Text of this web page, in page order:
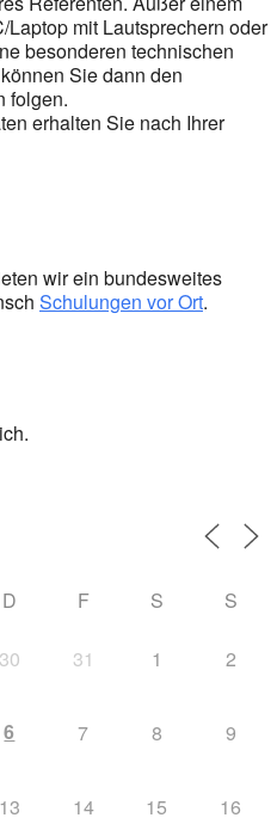
mit Lautsprechern oder
besonderen technischen
Sie dann den
folgen.
erhalten Sie nach Ihrer
wir ein bundesweites
Schulungen vor Ort.
D F S S
30 31 1 2
6 7 8 9
13 14 15 16